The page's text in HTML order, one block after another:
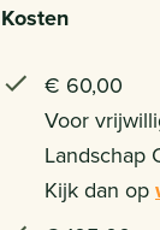
Kosten
€ 60,00
Voor
Landschap
Kijk dan op